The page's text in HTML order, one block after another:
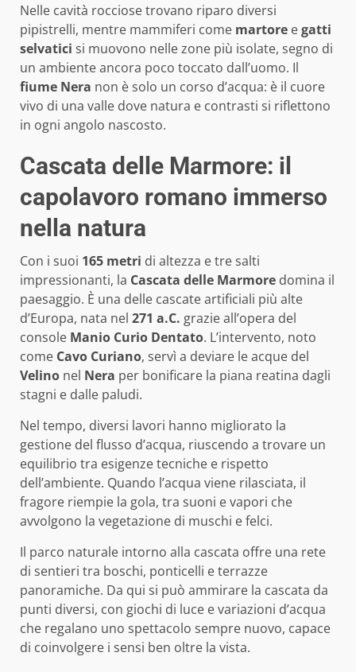
Nelle cavità rocciose trovano riparo diversi
pipistrelli, mentre mammiferi come martore egatti
selvatici si muovono nelle zone più isolate, segno di
un ambiente ancora poco toccato dall’uomo. Il
fiume Nera non è solo un corso d’acqua: è il cuore
vivo di una valle dove natura e contrasti si riflettono
in ogni angolo nascosto.
Cascata delle Marmore: il
capolavoro romano immerso
nella natura
Con i suoi 165 metri di altezza e tre salti
impressionanti, la Cascata delle Marmore domina il
paesaggio. È una delle cascate artificiali più alte
d’Europa, nata nel 271 a.C. grazie all’opera del
console Manio Curio Dentato. L’intervento, noto
come Cavo Curiano, servì a deviare le acque del
Velino nel Nera per bonificare la piana reatina dagli
stagni e dalle paludi.
Nel tempo, diversi lavori hanno migliorato la
gestione del flusso d’acqua, riuscendo a trovare un
equilibrio tra esigenze tecniche e rispetto
dell’ambiente. Quando l’acqua viene rilasciata, il
fragore riempie la gola, tra suoni e vapori che
avvolgono la vegetazione di muschi e felci.
Il parco naturale intorno alla cascata offre una rete
di sentieri tra boschi, ponticelli e terrazze
panoramiche. Da qui si può ammirare la cascata da
punti diversi, con giochi di luce e variazioni d’acqua
che regalano uno spettacolo sempre nuovo, capace
di coinvolgere i sensi ben oltre la vista.